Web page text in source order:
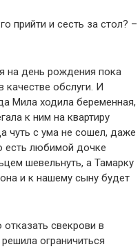
прийти и сесть за стол? –
на день рождения пока
качестве обслуги. И
Мила ходила беременная,
к ним на квартиру
чуть с ума не сошел, даже
есть любимой дочке
шевельнуть, а Тамарку
и к нашему сыну будет
свекрови в
ограничиться